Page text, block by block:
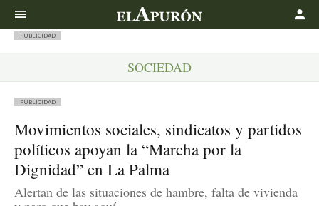
PUBLICIDAD
SOCIEDAD
PUBLICIDAD
Movimientos sociales, sindicatos y partidos
políticos apoyan la “Marcha por la
Dignidad” en La Palma
Alertan de las situaciones de hambre, falta de vivienda